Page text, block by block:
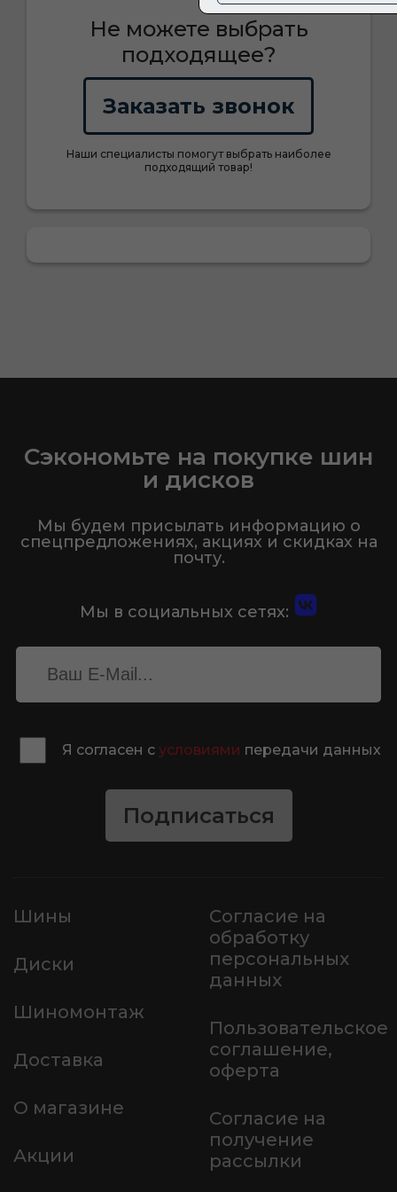
Не можете выбрать
подходящее?
Заказать звонок
Наши специалисты помогут выбрать наиболее
подходящий товар!
Сэкономьте на покупке шин
и дисков
Мы будем присылать информацию о
спецпредложениях, акциях и скидках на
почту.
Мы в социальных сетях:
Я согласен с условиями передачи данных
Подписаться
Шины
Диски
Шиномонтаж
Доставка
О магазине
Акции
Согласие на
обработку
персональных
данных
Пользовательское
соглашение,
оферта
Согласие на
получение
рассылки